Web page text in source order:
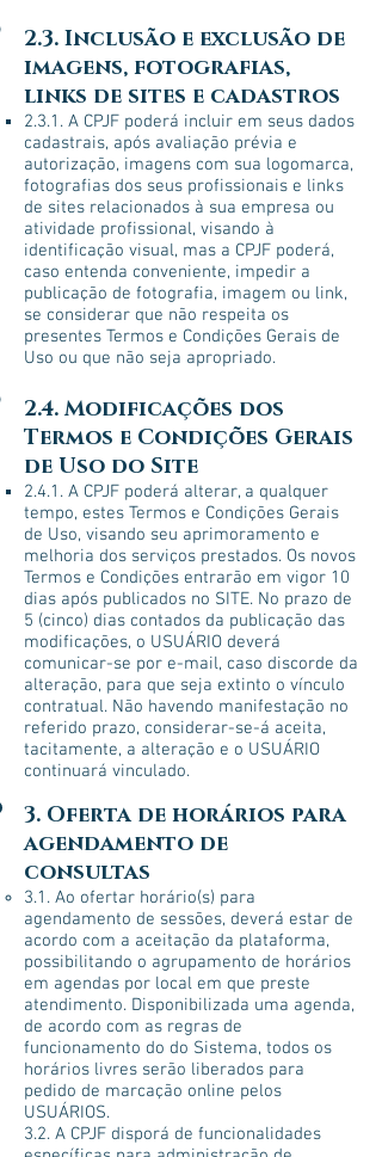
2.3. Inclusão e exclusão de
imagens, fotografias,
links de sites e cadastros
2.3.1. A CPJF poderá incluir em seus dados
cadastrais, após avaliação prévia e
autorização, imagens com sua logomarca,
fotografias dos seus profissionais e links
de sites relacionados à sua empresa ou
atividade profissional, visando à
identificação visual, mas a CPJF poderá,
caso entenda conveniente, impedir a
publicação de fotografia, imagem ou link,
se considerar que não respeita os
presentes Termos e Condições Gerais de
Uso ou que não seja apropriado.
2.4. Modificações dos
Termos e Condições Gerais
de Uso do Site
2.4.1. A CPJF poderá alterar, a qualquer
tempo, estes Termos e Condições Gerais
de Uso, visando seu aprimoramento e
melhoria dos serviços prestados. Os novos
Termos e Condições entrarão em vigor 10
dias após publicados no SITE. No prazo de
5 (cinco) dias contados da publicação das
modificações, o USUÁRIO deverá
comunicar-se por e-mail, caso discorde da
alteração, para que seja extinto o vínculo
contratual. Não havendo manifestação no
referido prazo, considerar-se-á aceita,
tacitamente, a alteração e o USUÁRIO
continuará vinculado.
3. Oferta de horários para
agendamento de
consultas
3.1. Ao ofertar horário(s) para
agendamento de sessões, deverá estar de
acordo com a aceitação da plataforma,
possibilitando o agrupamento de horários
em agendas por local em que preste
atendimento. Disponibilizada uma agenda,
de acordo com as regras de
funcionamento do do Sistema, todos os
horários livres serão liberados para
pedido de marcação online pelos
USUÁRIOS.
3.2. A CPJF disporá de funcionalidades